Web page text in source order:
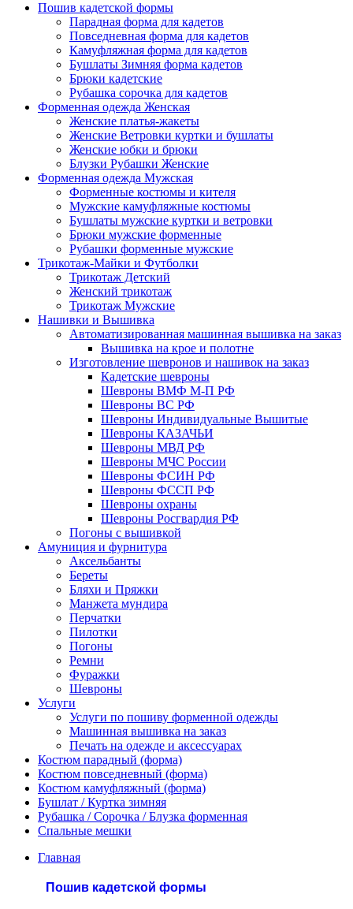
Пошив кадетской формы
Парадная форма для кадетов
Повседневная форма для кадетов
Камуфляжная форма для кадетов
Бушлаты Зимняя форма кадетов
Брюки кадетские
Рубашка сорочка для кадетов
Форменная одежда Женская
Женские платья-жакеты
Женские Ветровки куртки и бушлаты
Женские юбки и брюки
Блузки Рубашки Женские
Форменная одежда Мужская
Форменные костюмы и кителя
Мужские камуфляжные костюмы
Бушлаты мужские куртки и ветровки
Брюки мужские форменные
Рубашки форменные мужские
Трикотаж-Майки и Футболки
Трикотаж Детский
Женский трикотаж
Трикотаж Мужские
Нашивки и Вышивка
Автоматизированная машинная вышивка на заказ
Вышивка на крое и полотне
Изготовление шевронов и нашивок на заказ
Кадетские шевроны
Шевроны ВМФ М-П РФ
Шевроны ВС РФ
Шевроны Индивидуальные Вышитые
Шевроны КАЗАЧЬИ
Шевроны МВД РФ
Шевроны МЧС России
Шевроны ФСИН РФ
Шевроны ФССП РФ
Шевроны охраны
Шевроны Росгвардия РФ
Погоны с вышивкой
Амуниция и фурнитура
Аксельбанты
Береты
Бляхи и Пряжки
Манжета мундира
Перчатки
Пилотки
Погоны
Ремни
Фуражки
Шевроны
Услуги
Услуги по пошиву форменной одежды
Машинная вышивка на заказ
Печать на одежде и аксессуарах
Костюм парадный (форма)
Костюм повседневный (форма)
Костюм камуфляжный (форма)
Бушлат / Куртка зимняя
Рубашка / Сорочка / Блузка форменная
Спальные мешки
Главная
Пошив кадетской формы